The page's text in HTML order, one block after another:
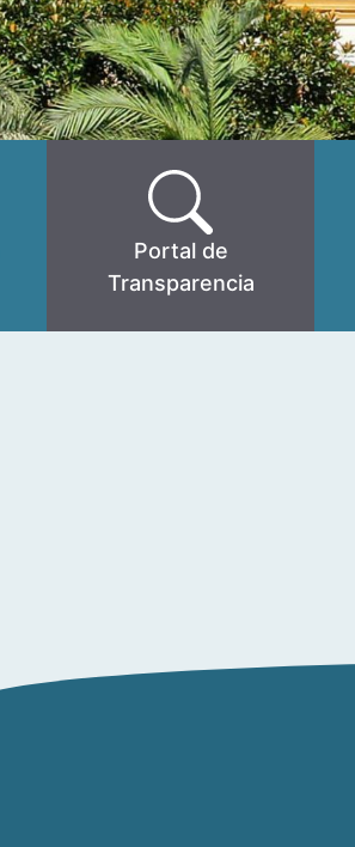
Portal de
Transparencia